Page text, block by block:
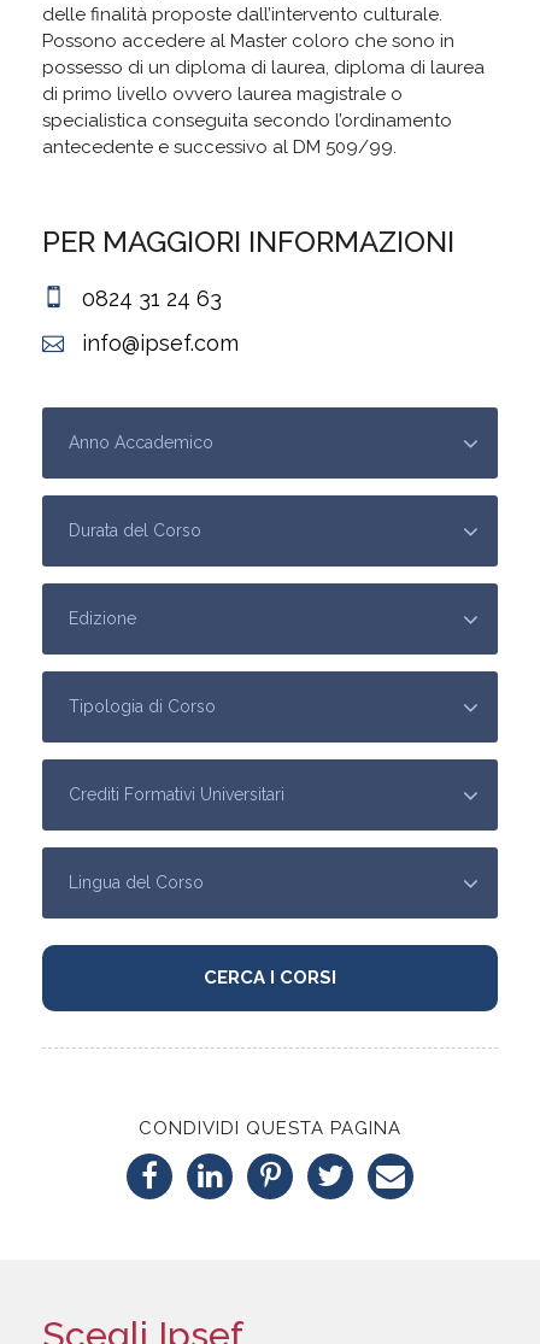
delle finalità proposte dall’intervento culturale.
Possono accedere al Master coloro che sono in
possesso di un diploma di laurea, diploma di laurea
di primo livello ovvero laurea magistrale o
specialistica conseguita secondo l’ordinamento
antecedente e successivo al DM 509/99.
PER MAGGIORI INFORMAZIONI
0824 31 24 63
info@ipsef.com
CONDIVIDI QUESTA PAGINA
Scegli Ipsef